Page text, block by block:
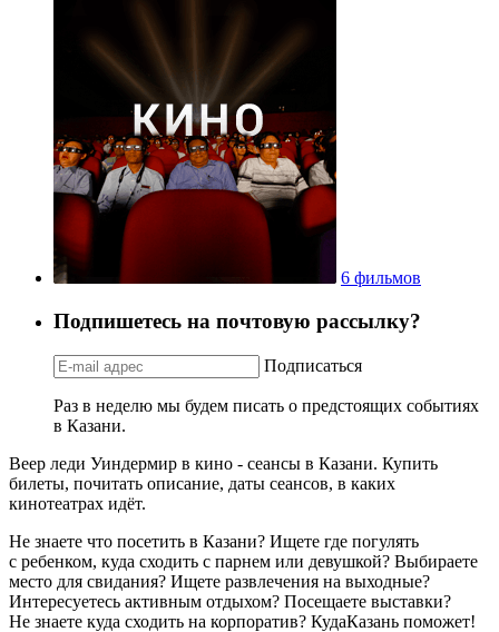
6 фильмов
Подпишетесь на почтовую рассылку?
Подписаться
Раз в неделю мы будем писать о предстоящих событиях
в Казани.
Веер леди Уиндермир в кино - сеансы в Казани. Купить
билеты, почитать описание, даты сеансов, в каких
кинотеатрах идёт.
Не знаете что посетить в Казани? Ищете где погулять
с ребенком, куда сходить с парнем или девушкой? Выбираете
место для свидания? Ищете развлечения на выходные?
Интересуетесь активным отдыхом? Посещаете выставки?
Не знаете куда сходить на корпоратив? КудаКазань поможет!